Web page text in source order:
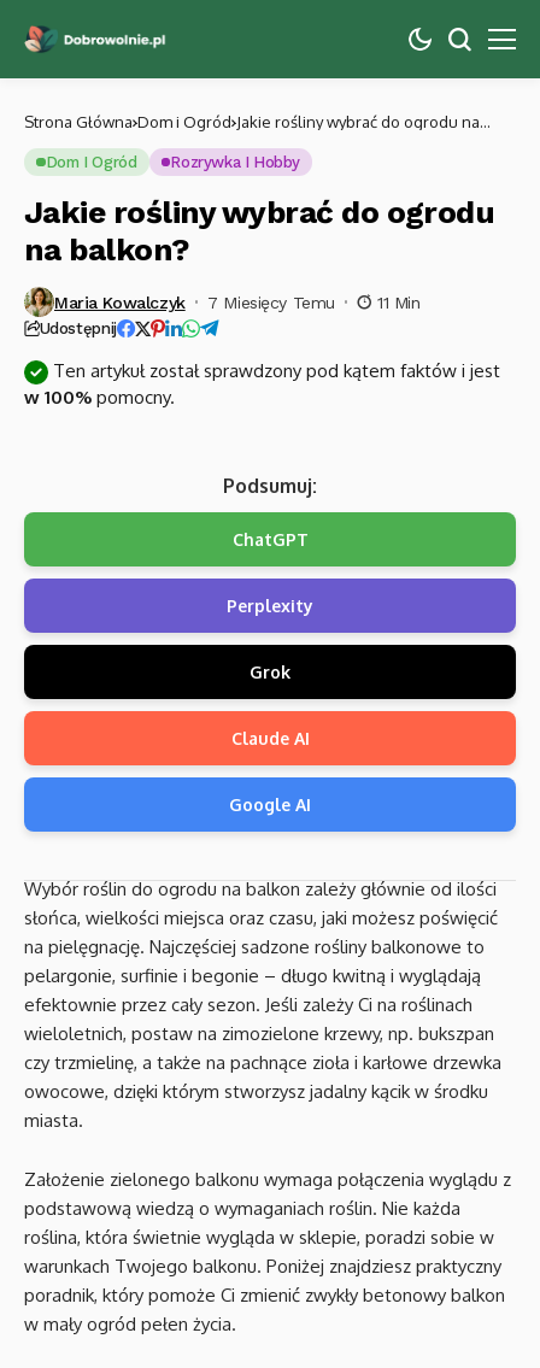
Strona Główna Dom i Ogród Jakie rośliny wybrać do ogrodu na
Dom I Ogród Rozrywka I Hobby
Jakie rośliny wybrać do ogrodu
na balkon?
Maria Kowalczyk 7 Miesięcy Temu 11 Min
Udostępnij
Ten artykuł został sprawdzony pod kątem faktów i jest
w 100% pomocny.
Podsumuj:
ChatGPT
Perplexity
Grok
Claude AI
Google AI
Wybór roślin do ogrodu na balkon zależy głównie od ilości
słońca, wielkości miejsca oraz czasu, jaki możesz poświęcić
na pielęgnację. Najczęściej sadzone rośliny balkonowe to
pelargonie, surfinie i begonie – długo kwitną i wyglądają
efektownie przez cały sezon. Jeśli zależy Ci na roślinach
wieloletnich, postaw na zimozielone krzewy, np. bukszpan
czy trzmielinę, a także na pachnące zioła i karłowe drzewka
owocowe, dzięki którym stworzysz jadalny kącik w środku
miasta.
Założenie zielonego balkonu wymaga połączenia wyglądu z
podstawową wiedzą o wymaganiach roślin. Nie każda
roślina, która świetnie wygląda w sklepie, poradzi sobie w
warunkach Twojego balkonu. Poniżej znajdziesz praktyczny
poradnik, który pomoże Ci zmienić zwykły betonowy balkon
w mały ogród pełen życia.